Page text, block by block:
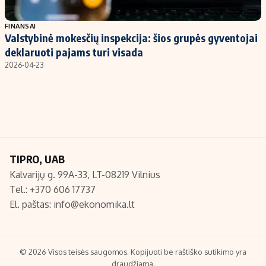
Populiarios temos
Investavimas
Akcijų rinka
Titulinis
Nedarbo išmokos skaičiuoklė
Redakcija
Turinio žymėjimo taisyklės
FINANSAI
Valstybinė mokesčių inspekcija: šios grupės gyventojai
deklaruoti pajams turi visada
2026-04-23
TIPRO, UAB
Kalvarijų g. 99A-33, LT-08219 Vilnius
Tel.: +370 606 17737
El. paštas: info@ekonomika.lt
© 2026 Visos teisės saugomos. Kopijuoti be raštiško sutikimo yra
draudžiama.